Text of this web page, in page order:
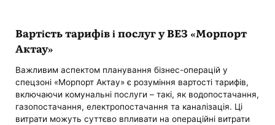
Вартість тарифів і послуг у ВЕЗ «Морпорт
Актау»
Важливим аспектом планування бізнес-операцій у
спецзоні «Морпорт Актау» є розуміння вартості тарифів,
включаючи комунальні послуги – такі, як водопостачання,
газопостачання, електропостачання та каналізація. Ці
витрати можуть суттєво впливати на операційні витрати